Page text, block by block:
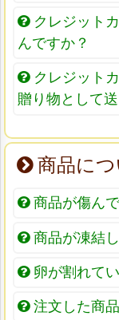
クレジット
んですか？
クレジット
贈り物として
商品につ
商品が傷ん
商品が凍結
卵が割れて
注文した商